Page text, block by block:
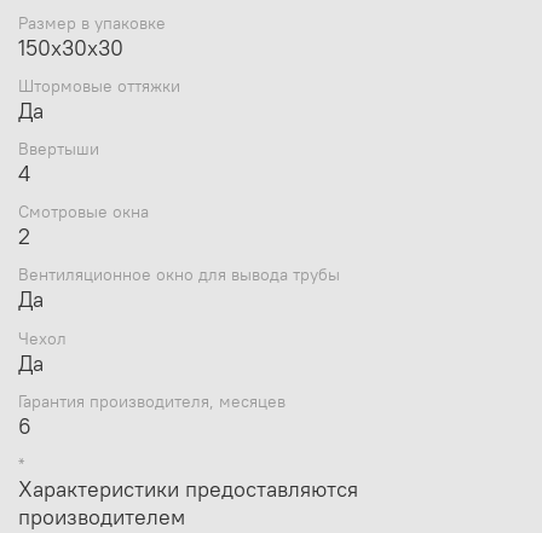
Размер в упаковке
150x30x30
Штормовые оттяжки
Да
Ввертыши
4
Смотровые окна
2
Вентиляционное окно для вывода трубы
Да
Чехол
Да
Гарантия производителя, месяцев
6
*
Характеристики предоставляются
производителем